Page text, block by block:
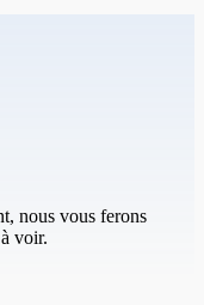
nous vous ferons
voir.